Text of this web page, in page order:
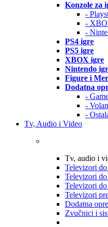
Konzole za
-
-
-
PS4 igre
PS5 igre
XBOX igre
Nintendo
Figure i
Dodatna
-
-
-
Tv, Audio i Video
Tv, audio i
Televizori
Televizori
Televizori
Televizori
Dodatna
Zvučnici i